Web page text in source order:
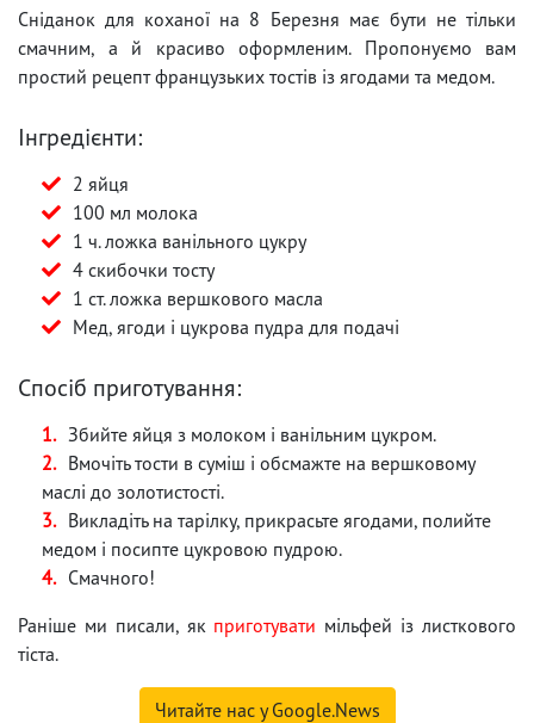
Сніданок для коханої на 8 Березня має бути не тільки
смачним, а й красиво оформленим. Пропонуємо вам
простий рецепт французьких тостів із ягодами та медом.
Інгредієнти:
2 яйця
100 мл молока
1 ч. ложка ванільного цукру
4 скибочки тосту
1 ст. ложка вершкового масла
Мед, ягоди і цукрова пудра для подачі
Спосіб приготування:
Збийте яйця з молоком і ванільним цукром.
Вмочіть тости в суміш і обсмажте на вершковому
маслі до золотистості.
Викладіть на тарілку, прикрасьте ягодами, полийте
медом і посипте цукровою пудрою.
Смачного!
Раніше ми писали, як приготувати мільфей із листкового
тіста.
Читайте нас у Google.News